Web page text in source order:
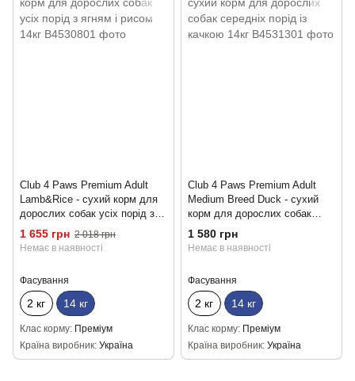
Club 4 Paws Premium Adult
Lamb&Rice - сухий корм для
дорослих собак усіх порід з
ягням і рисом 14кг
1 655 грн 2 018 грн
Немає в наявності
Фасування
2 кг 14 кг
Клас корму Преміум
Країна виробник Україна
Club 4 Paws Premium Adult
Medium Breed Duck - сухий
корм для дорослих собак
середніх порід із качкою 14кг
1 580 грн
Немає в наявності
Фасування
2 кг 14 кг
Клас корму Преміум
Країна виробник Україна